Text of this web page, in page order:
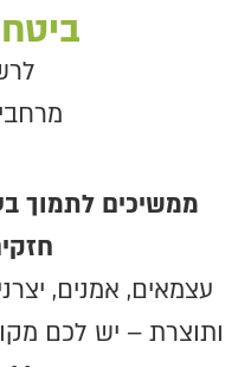
ממשיכים לתמוך
עצמאים, אמנים,
ותוצרת – יש לכם